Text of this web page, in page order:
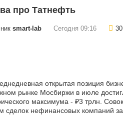
про Татнефть
smart-lab Сегодня 09:16 30